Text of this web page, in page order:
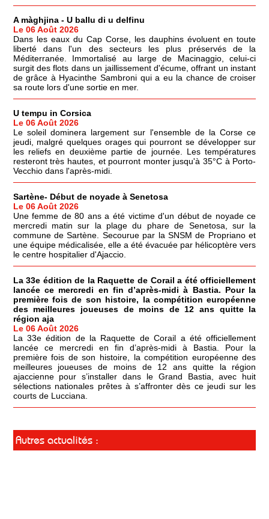
A màghjina - U ballu di u delfinu
Le 06 Août 2026
Dans les eaux du Cap Corse, les dauphins évoluent en toute
liberté dans l'un des secteurs les plus préservés de la
Méditerranée. Immortalisé au large de Macinaggio, celui-ci
surgit des flots dans un jaillissement d'écume, offrant un instant
de grâce à Hyacinthe Sambroni qui a eu la chance de croiser
sa route lors d'une sortie en mer.
U tempu in Corsica
Le 06 Août 2026
Le soleil dominera largement sur l'ensemble de la Corse ce
jeudi, malgré quelques orages qui pourront se développer sur
les reliefs en deuxième partie de journée. Les températures
resteront très hautes, et pourront monter jusqu'à 35°C à Porto-
Vecchio dans l'après-midi.
Sartène- Début de noyade à Senetosa
Le 06 Août 2026
Une femme de 80 ans a été victime d'un début de noyade ce
mercredi matin sur la plage du phare de Senetosa, sur la
commune de Sartène. Secourue par la SNSM de Propriano et
une équipe médicalisée, elle a été évacuée par hélicoptère vers
le centre hospitalier d'Ajaccio.
La 33e édition de la Raquette de Corail a été officiellement
lancée ce mercredi en fin d’après-midi à Bastia. Pour la
première fois de son histoire, la compétition européenne
des meilleures joueuses de moins de 12 ans quitte la
région aja
Le 06 Août 2026
La 33e édition de la Raquette de Corail a été officiellement
lancée ce mercredi en fin d’après-midi à Bastia. Pour la
première fois de son histoire, la compétition européenne des
meilleures joueuses de moins de 12 ans quitte la région
ajaccienne pour s’installer dans le Grand Bastia, avec huit
sélections nationales prêtes à s’affronter dès ce jeudi sur les
courts de Lucciana.
Autres actualités :